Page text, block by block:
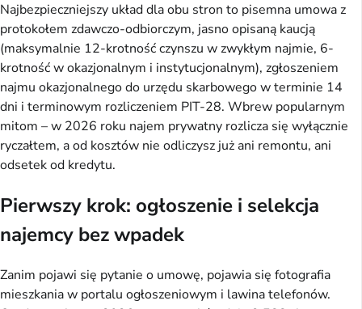
Najbezpieczniejszy układ dla obu stron to pisemna umowa z
protokołem zdawczo-odbiorczym, jasno opisaną kaucją
(maksymalnie 12-krotność czynszu w zwykłym najmie, 6-
krotność w okazjonalnym i instytucjonalnym), zgłoszeniem
najmu okazjonalnego do urzędu skarbowego w terminie 14
dni i terminowym rozliczeniem PIT-28. Wbrew popularnym
mitom – w 2026 roku najem prywatny rozlicza się wyłącznie
ryczałtem, a od kosztów nie odliczysz już ani remontu, ani
odsetek od kredytu.
Pierwszy krok: ogłoszenie i selekcja
najemcy bez wpadek
Zanim pojawi się pytanie o umowę, pojawia się fotografia
mieszkania w portalu ogłoszeniowym i lawina telefonów.